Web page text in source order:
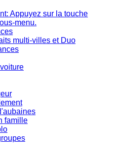
Appuyez sur la touche
menu.
multi-villes et Duo
famille